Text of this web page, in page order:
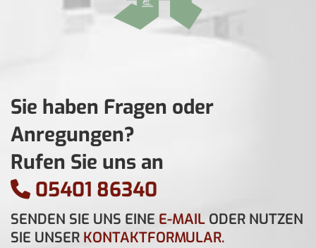
Sie haben Fragen oder
Anregungen?
Rufen Sie uns an
 05401 86340
SENDEN SIE UNS EINE E-MAIL ODER NUTZEN
SIE UNSER KONTAKTFORMULAR.